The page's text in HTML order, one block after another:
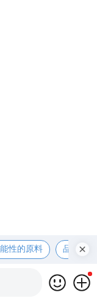
性的原料 品质第